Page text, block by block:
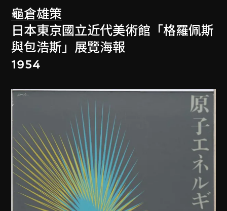
龜倉雄策
日本東京國立近代美術館「格羅佩斯
與包浩斯」展覽海報
1954